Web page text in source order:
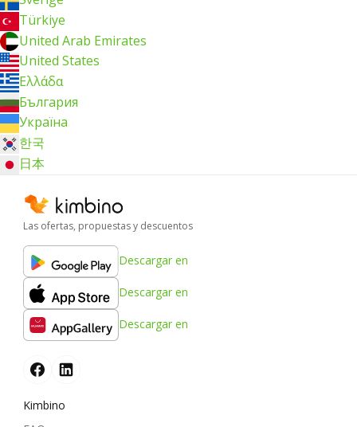
Türkiye
United Arab Emirates
United States
Ελλάδα
България
Україна
한국
日本
Las ofertas, propuestas y descuentos
Descargar en
Descargar en
Descargar en
Kimbino